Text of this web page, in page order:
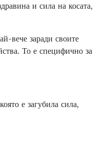
и сила на косата,
вече заради своите
То е специфично за
е загубила сила,